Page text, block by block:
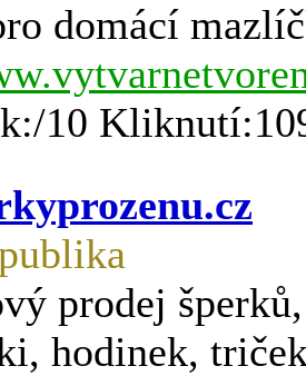
domácí
10
prodej
hodinek,